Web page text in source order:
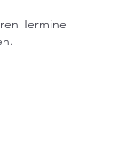
Termine